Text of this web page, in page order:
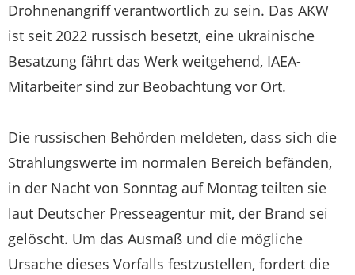
Drohnenangriff verantwortlich zu sein. Das AKW
ist seit 2022 russisch besetzt, eine ukrainische
Besatzung fährt das Werk weitgehend, IAEA-
Mitarbeiter sind zur Beobachtung vor Ort.
Die russischen Behörden meldeten, dass sich die
Strahlungswerte im normalen Bereich befänden,
in der Nacht von Sonntag auf Montag teilten sie
laut Deutscher Presseagentur mit, der Brand sei
gelöscht. Um das Ausmaß und die mögliche
Ursache dieses Vorfalls festzustellen, fordert die